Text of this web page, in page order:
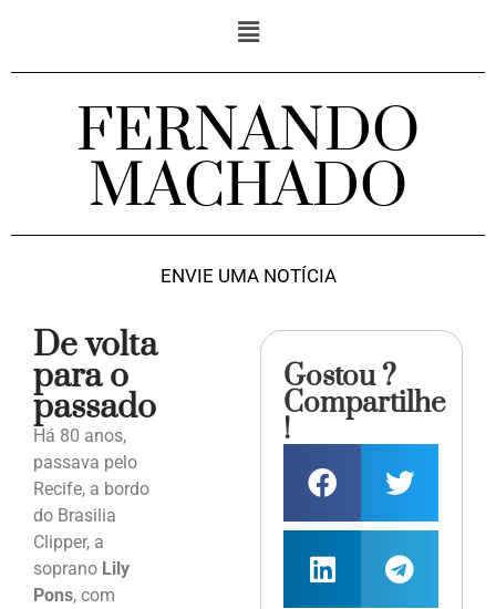
FERNANDO
MACHADO
ENVIE UMA NOTÍCIA
De volta
para o
passado
Há 80 anos,
passava pelo
Recife, a bordo
do Brasilia
Clipper, a
soprano Lily
Pons, com
Gostou ?
Compartilhe
!